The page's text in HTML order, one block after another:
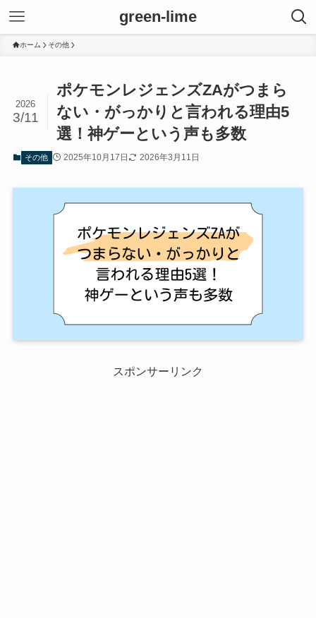
green-lime
ホーム その他
ポケモンレジェンズZAがつまら
ない・がっかりと言われる理由5
選！神ゲーという声も多数
2026
3/11
その他 2025年10月17日 2026年3月11日
スポンサーリンク